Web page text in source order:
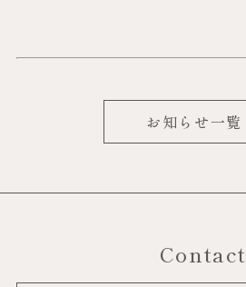
お知らせ一覧
Contact